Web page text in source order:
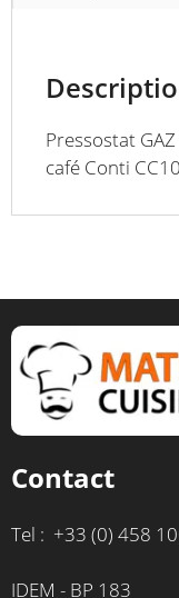
Pressostat
café Conti
Contact
Tel : +33 (0) 458
IDEM - BP 183